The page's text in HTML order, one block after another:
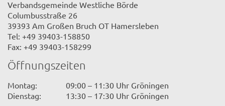
Verbandsgemeinde Westliche Börde
Columbusstraße 26
39393 Am Großen Bruch OT Hamersleben
Tel: +49 39403-158850
Fax: +49 39403-158299
Öffnungszeiten
Montag:
09:00 – 11:30 Uhr Gröningen
Dienstag:
13:30 – 17:30 Uhr Gröningen